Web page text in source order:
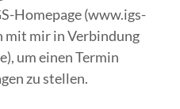
Homepage (www.igs-
mit mir in Verbindung
um einen Termin
zu stellen.